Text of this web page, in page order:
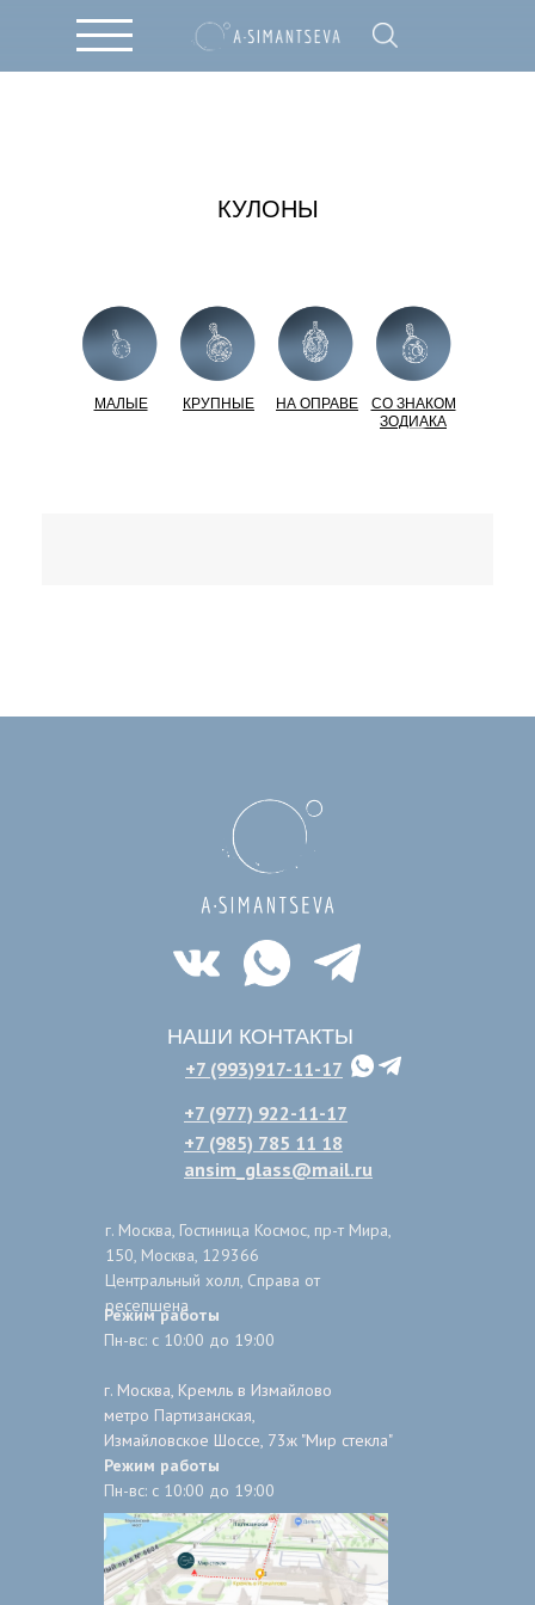
КУЛОНЫ
МАЛЫЕ
СО ЗНАКОМ
ЗОДИАКА
КРУПНЫЕ НА ОПРАВЕ
НАШИ КОНТАКТЫ
+7 (993)917-11-17
+7 (985) 785 11 18
г. Москва, Гостиница Космос, пр-т Мира,
150, Москва, 129366
Центральный холл, Справа от
ресепшена
Режим работы
Пн-вс: с 10:00 до 19:00
г. Москва, Кремль в Измайлово
метро Партизанская,
Измайловское Шоссе, 73ж "Мир стекла"
Режим работы
Пн-вс: с 10:00 до 19:00
ansim_glass@mail.ru
+7 (977) 922-11-17